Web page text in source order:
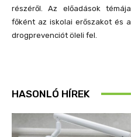
részéről. Az előadások témája
főként az iskolai erőszakot és a
drogprevenciót öleli fel.
HASONLÓ HÍREK